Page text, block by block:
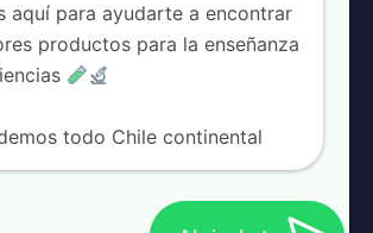
aquí para ayudarte a encontrar
productos para la enseñanza
todo Chile continental